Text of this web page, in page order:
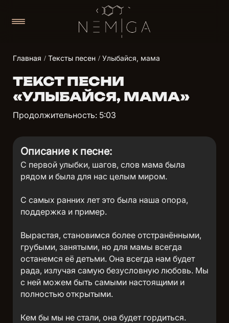
Главная Тексты песен Улыбайся, мама
ТЕКСТ ПЕСНИ
«УЛЫБАЙСЯ, МАМА»
Продолжительность: 5:03
Описание к песне:
С первой улыбки, шагов, слов мама была
рядом и была для нас целым миром.
С самых ранних лет это была наша опора,
поддержка и пример.
Вырастая, становимся более отстранёнными,
грубыми, занятыми, но для мамы всегда
останемся её детьми. Она всегда нам будет
рада, излучая самую безусловную любовь. Мы
с ней можем быть самыми настоящими и
полностью открытыми.
Кем бы мы не стали, она будет гордиться.